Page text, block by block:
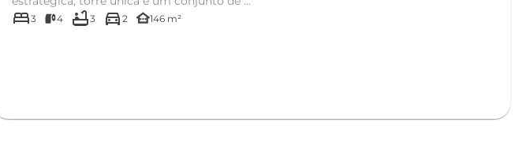
bed3 4 bathtub3 directions_car 2 other_houses146 m²